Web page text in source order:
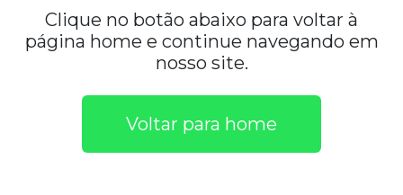
Clique no botão abaixo para voltar à
página home e continue navegando em
nosso site.
Voltar para home